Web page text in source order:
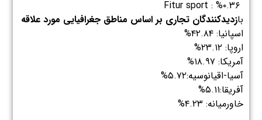
ﺑﺎزدﯾﺪﮐﻨﻨﺪﮔﺎن ﺗﺠﺎری ﺑﺮ اﺳﺎس ﻣﻨﺎﻃﻖ ﺟﻐﺮاﻓﯿﺎﯾﯽ ﻣﻮرد ﻋﻼﻗﻪ
اسپانیا: ۴۲.۸۴%
اروپا: ۲۳.۱۲%
آمریکا: ۱۸.۹۷%
آسیا-اقیانوسیه:۵.۷۲%
آفریقا:۵.۱۱%
خاورمیانه: ۴.۲۳%